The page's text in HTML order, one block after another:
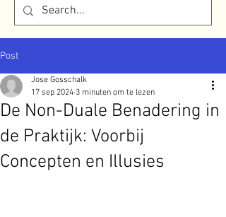
Post
De Non-Duale Benadering in
de Praktijk: Voorbij
Concepten en Illusies
Jose Gosschalk
17 sep 2024 3 minuten om te lezen